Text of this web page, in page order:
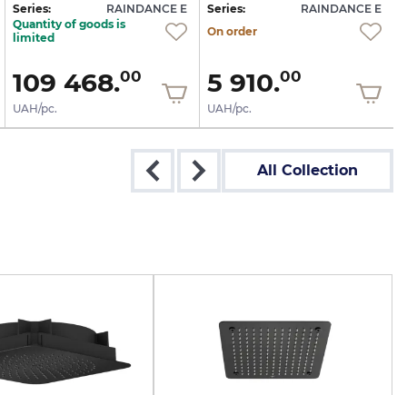
Series:
RAINDANCE E
Quantity of goods is
limited
109 468.00
UAH/pc.
Series:
RAINDANCE E
On order
5 910.00
UAH/pc.
All Collection